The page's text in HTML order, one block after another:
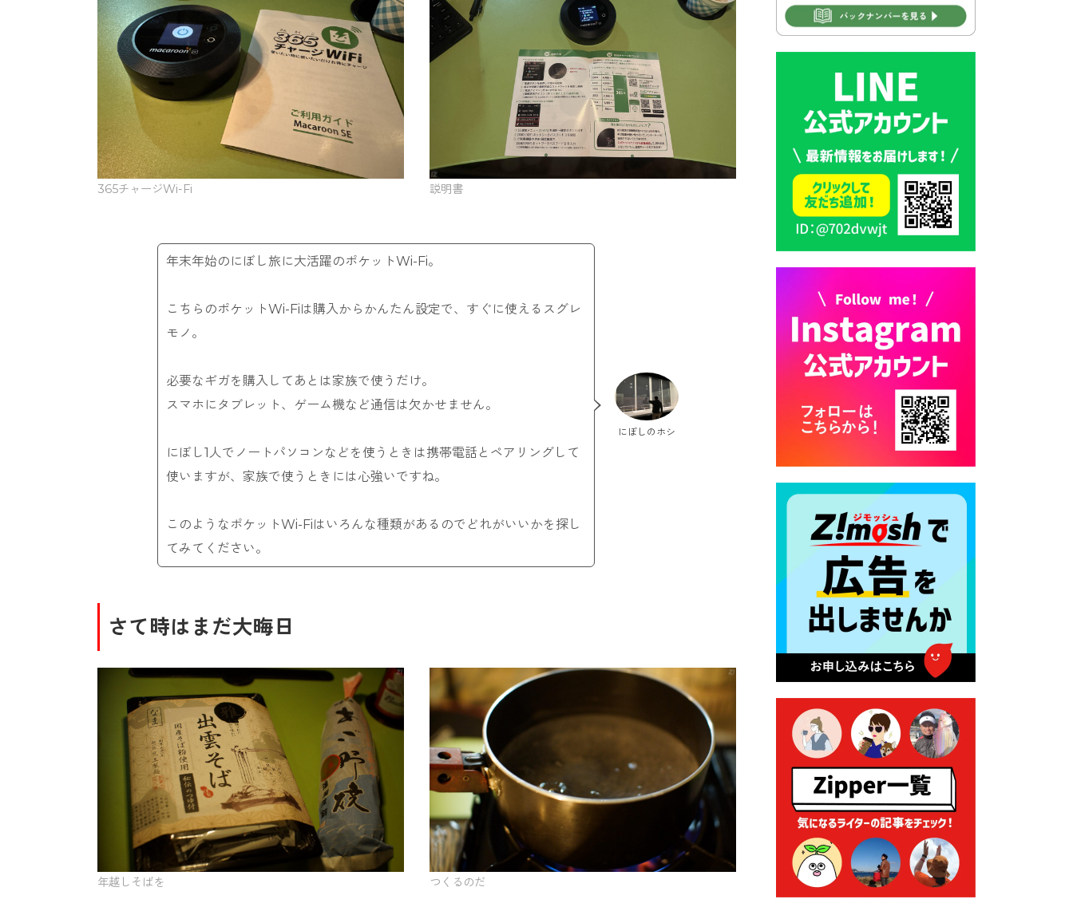
365チャージWi-Fi 説明書
にぼしのホシ
年末年始のにぼし旅に大活躍のポケットWi-Fi。
こちらのポケットWi-Fiは購入からかんたん設定で、すぐに使えるスグレ
モノ。
必要なギガを購入してあとは家族で使うだけ。
スマホにタブレット、ゲーム機など通信は欠かせません。
にぼし1人でノートパソコンなどを使うときは携帯電話とペアリングして
使いますが、家族で使うときには心強いですね。
このようなポケットWi-Fiはいろんな種類があるのでどれがいいかを探し
てみてください。
さて時はまだ大晦日
年越しそばを つくるのだ
2026年7月30日 豊前市立学校
2026年7月30日 豊前市立学校
紹介≪再編計画の見直しにつ
いて≫
2026年7月29日 豊前市指定ご
み袋販売のお知らせ
2026年7月28日 豊前カラス天
狗みなと祭り（花火大会）開
催決定！
2026年7月28日 令和8年度
京築地区水道企業団職員採用
試験（募集）
2026年7月27日 マイナンバー
カード交付に伴う休日および
平日夜間開庁の案内
2026年7月22日 令和８年度
「こども文化パスポート事
2026年7月21日 卜仙の郷 お
盆期間の営業時間のお知らせ
2026年7月17日 バス経路検索
のご利用案内
2026年7月10日 台湾伝統音楽
団体 「北埔八音団・楽善軒」
公演開催のお知らせ
ンディング型ふるさと納税の
実施について
2026年7月9日 農地法等に係
る各種申請に係る登記事項証
明書の添付省略について
2026年7月9日 廃食用油の回
収
2026年7月7日 「おゆずりコ
ーナー」について
2026年7月1日 豊前市民プール
一般開放